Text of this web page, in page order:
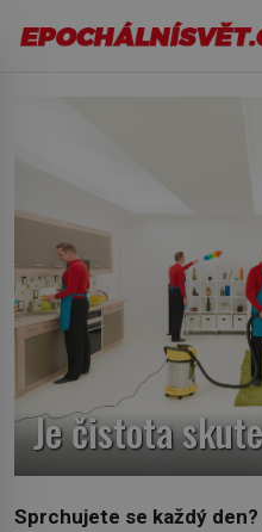
Je čistota
Sprchujete se každý